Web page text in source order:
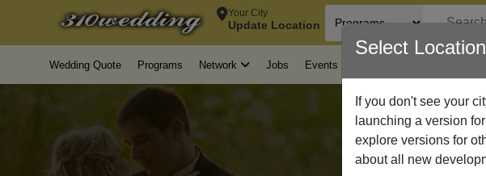
Your City
Update Location
Wedding Quote Programs Network Jobs Events
Select Location